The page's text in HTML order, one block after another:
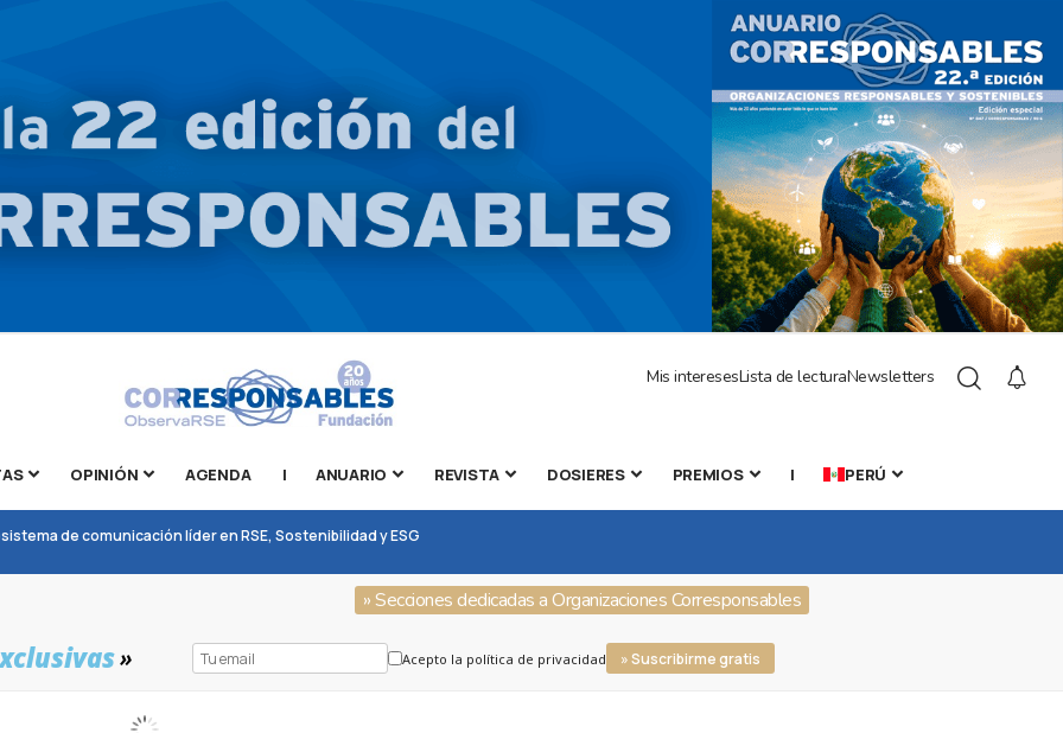
Mis interesesLista de lecturaNewsletters
OPINIÓN AGENDA | ANUARIO REVISTA DOSIERES PREMIOS | PERÚ
de comunicación líder en RSE, Sostenibilidad y ESG
» Secciones dedicadas a Organizaciones Corresponsables
» Acepto la política de privacidad » Suscribirme gratis